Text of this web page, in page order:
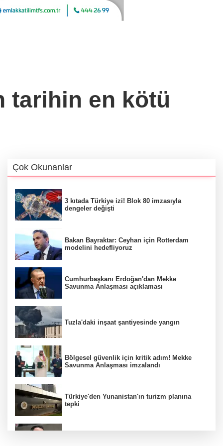
tarihin en kötü
Çok Okunanlar
3 kıtada Türkiye izi! Blok 80 imzasıyla
dengeler değişti
Bakan Bayraktar: Ceyhan için Rotterdam
modelini hedefliyoruz
Cumhurbaşkanı Erdoğan'dan Mekke
Savunma Anlaşması açıklaması
Tuzla'daki inşaat şantiyesinde yangın
Bölgesel güvenlik için kritik adım! Mekke
Savunma Anlaşması imzalandı
Türkiye'den Yunanistan'ın turizm planına
tepki